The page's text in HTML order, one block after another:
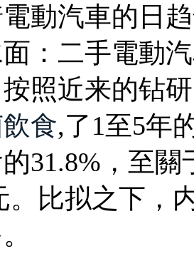
動汽車的日
：二手電動
照近来的钻
食,了1至5年
31.8%，至關
。比拟之下，